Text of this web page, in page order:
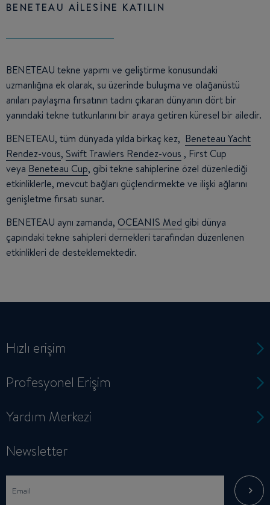
BENETEAU AİLESİNE KATILIN
BENETEAU tekne yapımı ve geliştirme konusundaki
uzmanlığına ek olarak, su üzerinde buluşma ve olağanüstü
anıları paylaşma fırsatının tadını çıkaran dünyanın dört bir
yanındaki tekne tutkunlarını bir araya getiren küresel bir ailedir.
BENETEAU, tüm dünyada yılda birkaç kez, Beneteau Yacht
Rendez-vous, Swift Trawlers Rendez-vous , First Cup
veya Beneteau Cup, gibi tekne sahiplerine özel düzenlediği
etkinliklerle, mevcut bağları güçlendirmekte ve ilişki ağlarını
genişletme fırsatı sunar.
BENETEAU aynı zamanda, OCEANIS Med gibi dünya
çapındaki tekne sahipleri dernekleri tarafından düzenlenen
etkinlikleri de desteklemektedir.
Hızlı erişim
Profesyonel Erişim
Yardım Merkezi
Newsletter